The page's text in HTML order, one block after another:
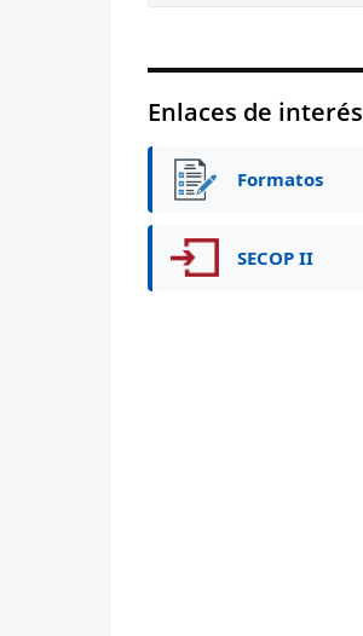
Enlaces de interés
Formatos
SECOP II